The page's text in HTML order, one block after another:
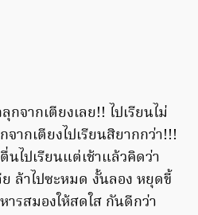
กจากเตียงเลย!! ไปเรียนไม่
ากเตียงไปเรียนสิยากกว่า!!!
นไปเรียนแต่เช้าแล้วคิดว่า
ล้าไปซะหมด งั้นลอง หยุดขี้
ารสมองให้สดใส กันดีกว่า